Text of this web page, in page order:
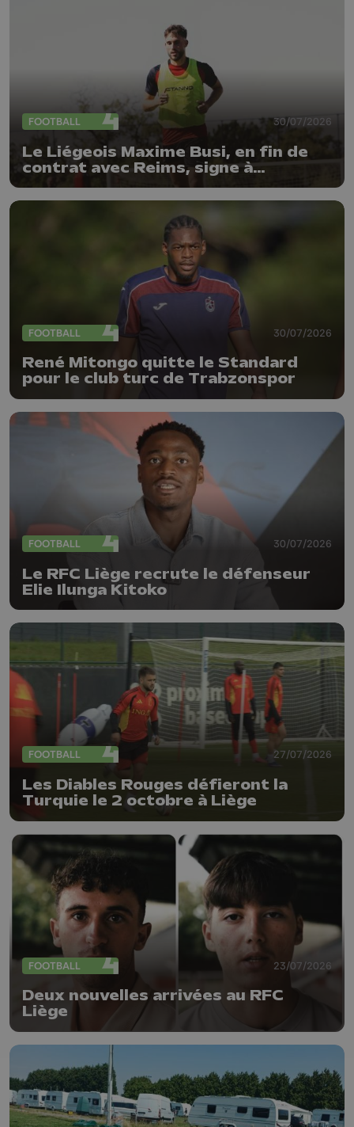
FOOTBALL 30/07/2026
Le Liégeois Maxime Busi, en fin de
contrat avec Reims, signe à
l'Antwerp
FOOTBALL 30/07/2026
René Mitongo quitte le Standard
pour le club turc de Trabzonspor
FOOTBALL 30/07/2026
Le RFC Liège recrute le défenseur
Elie Ilunga Kitoko
FOOTBALL 27/07/2026
Les Diables Rouges défieront la
Turquie le 2 octobre à Liège
FOOTBALL 23/07/2026
Deux nouvelles arrivées au RFC
Liège